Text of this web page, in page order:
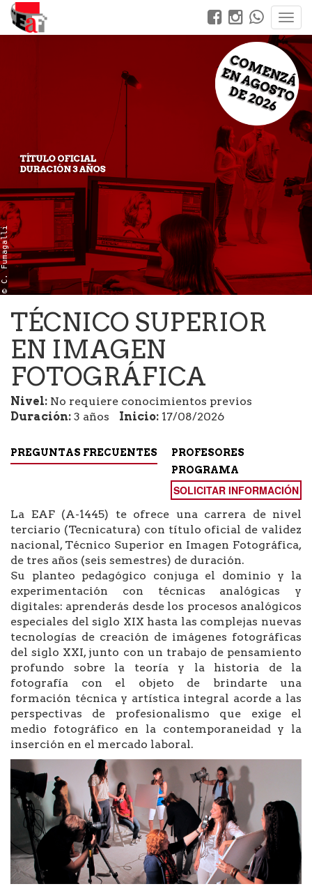
© C. Fumagalli
TÉCNICO SUPERIOR
EN IMAGEN
FOTOGRÁFICA
Nivel: No requiere conocimientos previos
Duración: 3 años Inicio: 17/08/2026
PREGUNTAS FRECUENTES
PROFESORES
PROGRAMA
SOLICITAR INFORMACIÓN
La EAF (A-1445) te ofrece una carrera de nivel
terciario (Tecnicatura) con título oficial de validez
nacional, Técnico Superior en Imagen Fotográfica,
de tres años (seis semestres) de duración.
Su planteo pedagógico conjuga el dominio y la
experimentación con técnicas analógicas y
digitales: aprenderás desde los procesos analógicos
especiales del siglo XIX hasta las complejas nuevas
tecnologías de creación de imágenes fotográficas
del siglo XXI, junto con un trabajo de pensamiento
profundo sobre la teoría y la historia de la
fotografía con el objeto de brindarte una
formación técnica y artística integral acorde a las
perspectivas de profesionalismo que exige el
medio fotográfico en la contemporaneidad y la
inserción en el mercado laboral.